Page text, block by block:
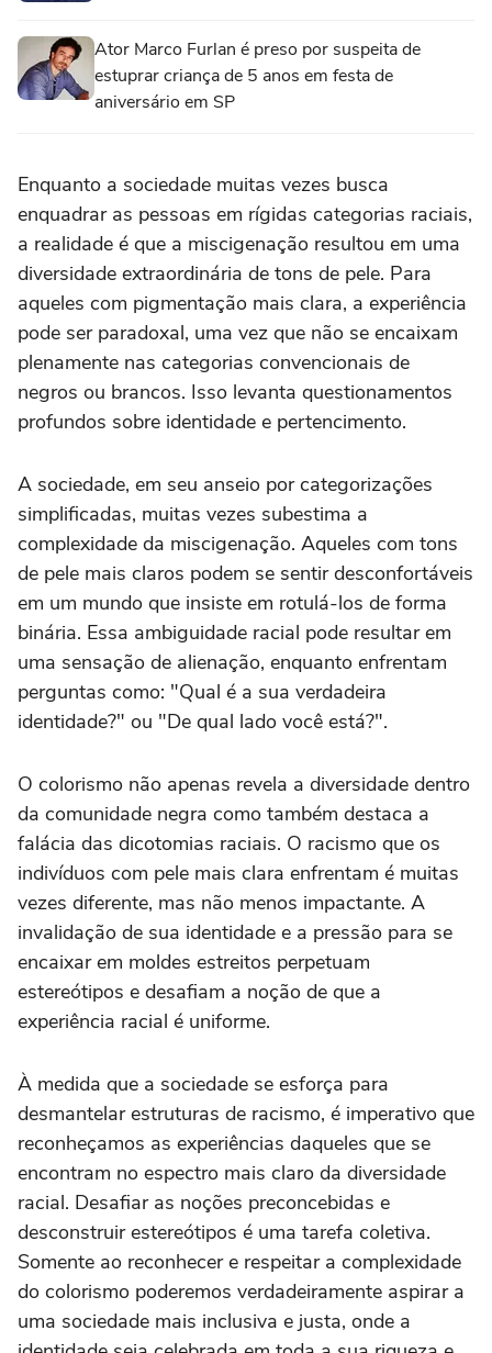
Ator Marco Furlan é preso por suspeita de
estuprar criança de 5 anos em festa de
aniversário em SP
Enquanto a sociedade muitas vezes busca
enquadrar as pessoas em rígidas categorias raciais,
a realidade é que a miscigenação resultou em uma
diversidade extraordinária de tons de pele. Para
aqueles com pigmentação mais clara, a experiência
pode ser paradoxal, uma vez que não se encaixam
plenamente nas categorias convencionais de
negros ou brancos. Isso levanta questionamentos
profundos sobre identidade e pertencimento.
A sociedade, em seu anseio por categorizações
simplificadas, muitas vezes subestima a
complexidade da miscigenação. Aqueles com tons
de pele mais claros podem se sentir desconfortáveis
em um mundo que insiste em rotulá-los de forma
binária. Essa ambiguidade racial pode resultar em
uma sensação de alienação, enquanto enfrentam
perguntas como: "Qual é a sua verdadeira
identidade?" ou "De qual lado você está?".
O colorismo não apenas revela a diversidade dentro
da comunidade negra como também destaca a
falácia das dicotomias raciais. O racismo que os
indivíduos com pele mais clara enfrentam é muitas
vezes diferente, mas não menos impactante. A
invalidação de sua identidade e a pressão para se
encaixar em moldes estreitos perpetuam
estereótipos e desafiam a noção de que a
experiência racial é uniforme.
À medida que a sociedade se esforça para
desmantelar estruturas de racismo, é imperativo que
reconheçamos as experiências daqueles que se
encontram no espectro mais claro da diversidade
racial. Desafiar as noções preconcebidas e
desconstruir estereótipos é uma tarefa coletiva.
Somente ao reconhecer e respeitar a complexidade
do colorismo poderemos verdadeiramente aspirar a
uma sociedade mais inclusiva e justa, onde a